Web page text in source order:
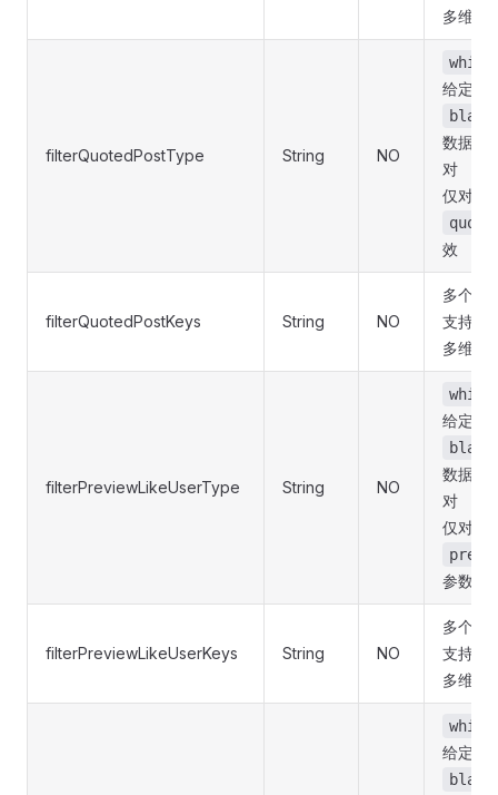
多维数
filterQuotedPostType String NO
给定键
数据中
对
仅对返
效
filterQuotedPostKeys String NO
多个以
支持「
多维数
filterPreviewLikeUserType String NO
给定键
数据中
对
仅对返
参数有
filterPreviewLikeUserKeys String NO
多个以
支持「
多维数
给定键